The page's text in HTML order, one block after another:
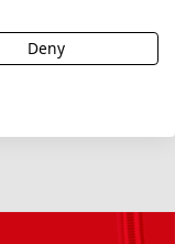
Deny